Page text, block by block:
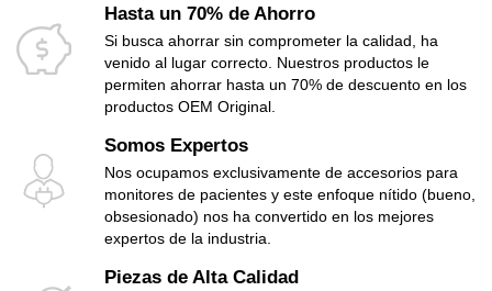
Hasta un 70% de Ahorro
Si busca ahorrar sin comprometer la calidad, ha
venido al lugar correcto. Nuestros productos le
permiten ahorrar hasta un 70% de descuento en los
productos OEM Original.
Somos Expertos
Nos ocupamos exclusivamente de accesorios para
monitores de pacientes y este enfoque nítido (bueno,
obsesionado) nos ha convertido en los mejores
expertos de la industria.
Piezas de Alta Calidad